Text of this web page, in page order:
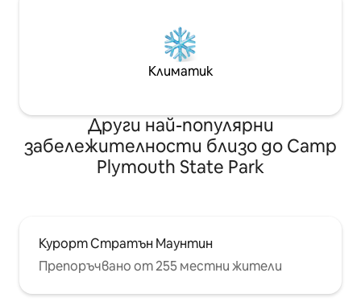
Климатик
Други най-популярни
забележителности близо до Camp
Plymouth State Park
Курорт Стратън Маунтин
Препоръчвано от 255 местни жители